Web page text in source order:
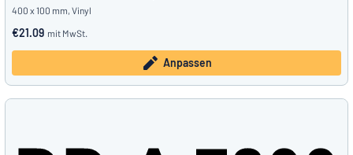
400 x 100 mm, Vinyl
€21.09 mit MwSt.
Anpassen